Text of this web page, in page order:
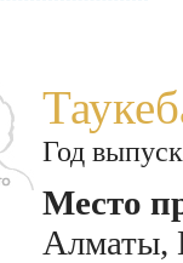
Год
Место
Алматы,